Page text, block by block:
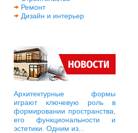
Ремонт
Дизайн и интерьер
Архитектурные формы
играют ключевую роль в
формировании пространства,
его функциональности и
эстетики. Одним из...